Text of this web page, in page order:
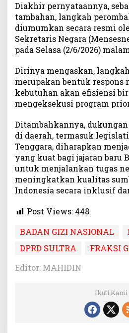
Diakhir pernyataannya,
tambahan, langkah
diumumkan secara resmi
Sekretaris Negara
pada Selasa (2/6/2026)
Dirinya mengaskan,
merupakan bentuk respons
kebutuhan akan efisiensi
mengeksekusi program
Ditambahkannya,
di daerah, termasuk
Tenggara, diharapkan
yang kuat bagi jajaran baru
untuk menjalankan tugas
meningkatkan kualitas
Indonesia secara inklusif
Post Views: 448
BADAN GIZI NASIONAL
DPRD SULTRA
FRAKSI
Editor: MAHIDIN
Ikuti Kami